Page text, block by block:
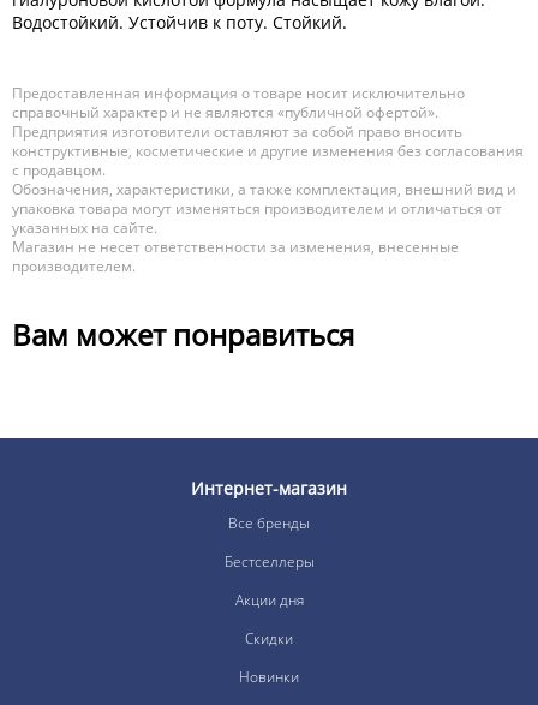
Водостойкий. Устойчив к поту. Стойкий.
Предоставленная информация о товаре носит исключительно
справочный характер и не являются «публичной офертой».
Предприятия изготовители оставляют за собой право вносить
конструктивные, косметические и другие изменения без согласования
с продавцом.
Обозначения, характеристики, а также комплектация, внешний вид и
упаковка товара могут изменяться производителем и отличаться от
указанных на сайте.
Магазин не несет ответственности за изменения, внесенные
производителем.
Вам может понравиться
Интернет-магазин
Все бренды
Бестселлеры
Акции дня
Скидки
Новинки